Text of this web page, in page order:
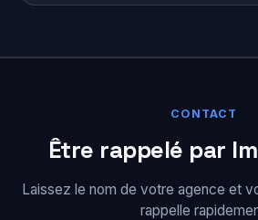
CONTACT
Être rappelé par
Laissez le nom de votre agence et
rappelle